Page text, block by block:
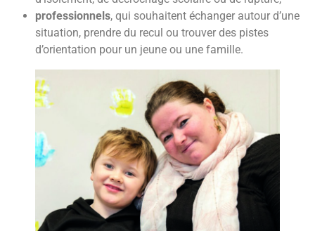
professionnels, qui souhaitent échanger autour d’une
situation, prendre du recul ou trouver des pistes
d’orientation pour un jeune ou une famille.